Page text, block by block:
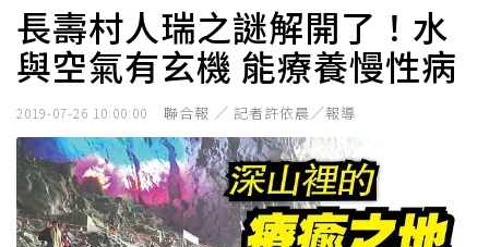
長壽村人瑞之謎解開了！水
與空氣有玄機 能療養慢性病
2019-07-26 10:00:00 聯合報 ／ 記者許依晨／報導